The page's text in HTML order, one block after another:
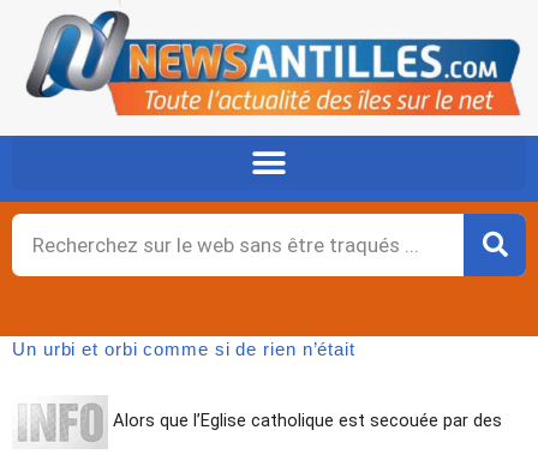
contenu
Rechercher
Un urbi et orbi comme si de rien n’était
Alors que l’Eglise catholique est secouée par des